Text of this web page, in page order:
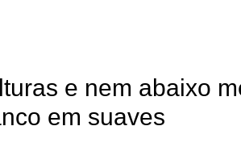
e nem abaixo
em suaves